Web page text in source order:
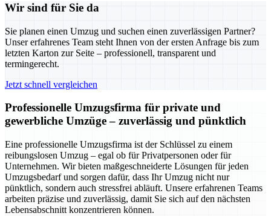
Wir sind für Sie da
Sie planen einen Umzug und suchen einen zuverlässigen Partner?
Unser erfahrenes Team steht Ihnen von der ersten Anfrage bis zum
letzten Karton zur Seite – professionell, transparent und
termingerecht.
Jetzt schnell vergleichen
Professionelle Umzugsfirma für private und
gewerbliche Umzüge – zuverlässig und pünktlich
Eine professionelle Umzugsfirma ist der Schlüssel zu einem
reibungslosen Umzug – egal ob für Privatpersonen oder für
Unternehmen. Wir bieten maßgeschneiderte Lösungen für jeden
Umzugsbedarf und sorgen dafür, dass Ihr Umzug nicht nur
pünktlich, sondern auch stressfrei abläuft. Unsere erfahrenen Teams
arbeiten präzise und zuverlässig, damit Sie sich auf den nächsten
Lebensabschnitt konzentrieren können.